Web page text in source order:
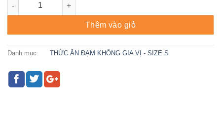
Thêm vào giỏ
Danh mục: THỨC ĂN ĐẠM KHÔNG GIA VỊ - SIZE S